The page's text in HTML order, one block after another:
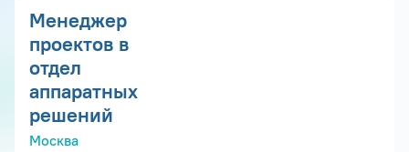
Менеджер
проектов в
отдел
аппаратных
решений
Москва